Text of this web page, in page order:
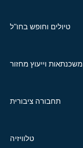
טיולים וחופש בחו"ל
משכנתאות וייעוץ מחזור
תחבורה ציבורית
טלוויזיה